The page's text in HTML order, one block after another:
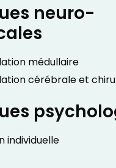
neuro-
médullaire
cérébrale et
individuelle